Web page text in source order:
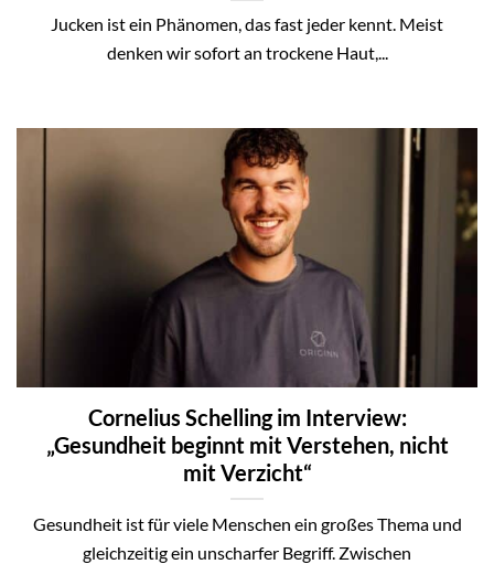
Jucken ist ein Phänomen, das fast jeder kennt. Meist
denken wir sofort an trockene Haut,...
Cornelius Schelling im Interview:
„Gesundheit beginnt mit Verstehen, nicht
mit Verzicht“
Gesundheit ist für viele Menschen ein großes Thema und
gleichzeitig ein unscharfer Begriff. Zwischen